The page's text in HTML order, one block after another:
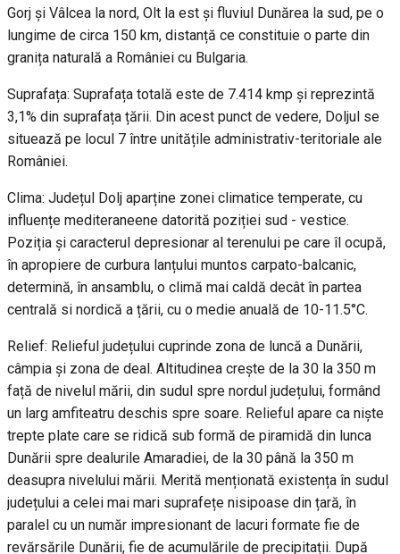
Gorj și Vâlcea la nord, Olt la est și fluviul Dunărea la sud, pe o
lungime de circa 150 km, distanță ce constituie o parte din
granița naturală a României cu Bulgaria.
Suprafața: Suprafața totală este de 7.414 kmp și reprezintă
3,1% din suprafața țării. Din acest punct de vedere, Doljul se
situează pe locul 7 între unitățile administrativ-teritoriale ale
României.
Clima: Județul Dolj aparține zonei climatice temperate, cu
influențe mediteraneene datorită poziției sud - vestice.
Poziția și caracterul depresionar al terenului pe care îl ocupă,
în apropiere de curbura lanțului muntos carpato-balcanic,
determină, în ansamblu, o climă mai caldă decât în partea
centrală si nordică a țării, cu o medie anuală de 10-11.5°C.
Relief: Relieful județului cuprinde zona de luncă a Dunării,
câmpia și zona de deal. Altitudinea crește de la 30 la 350 m
față de nivelul mării, din sudul spre nordul județului, formând
un larg amfiteatru deschis spre soare. Relieful apare ca niște
trepte plate care se ridică sub formă de piramidă din lunca
Dunării spre dealurile Amaradiei, de la 30 până la 350 m
deasupra nivelului mării. Merită menționată existența în sudul
județului a celei mai mari suprafețe nisipoase din țară, în
paralel cu un număr impresionant de lacuri formate fie de
revărsările Dunării, fie de acumulările de precipitații. După